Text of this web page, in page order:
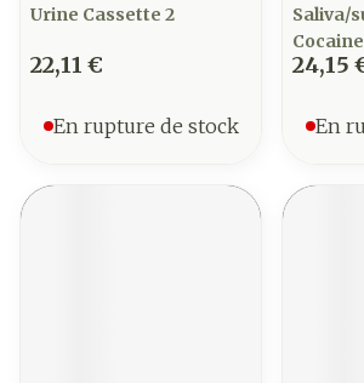
Urine Cassette 2
22,11 €
En rupture de stock
Saliva/
Cocaine
24,15
En